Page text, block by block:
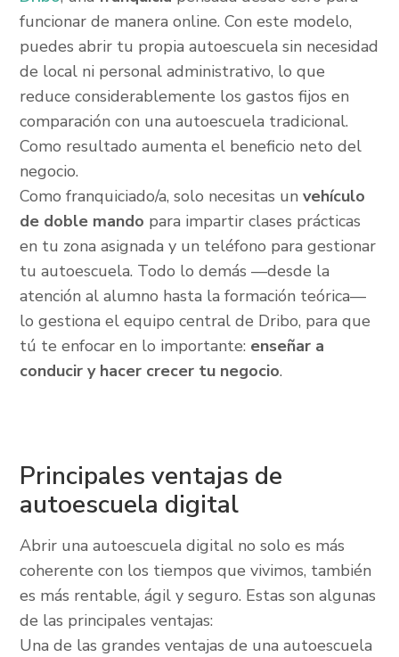
funcionar de manera online. Con este modelo,
puedes abrir tu propia autoescuela sin necesidad
de local ni personal administrativo, lo que
reduce considerablemente los gastos fijos en
comparación con una autoescuela tradicional.
Como resultado aumenta el beneficio neto del
negocio.
Como franquiciado/a, solo necesitas unvehículo
de doble mando para impartir clases prácticas
en tu zona asignada y un teléfono para gestionar
tu autoescuela. Todo lo demás —desde la
atención al alumno hasta la formación teórica—
lo gestiona el equipo central de Dribo, para que
tú te enfocar en lo importante: enseñar a
conducir y hacer crecer tu negocio.
Principales ventajas de
autoescuela digital
Abrir una autoescuela digital no solo es más
coherente con los tiempos que vivimos, también
es más rentable, ágil y seguro. Estas son algunas
de las principales ventajas:
Una de las grandes ventajas de una autoescuela